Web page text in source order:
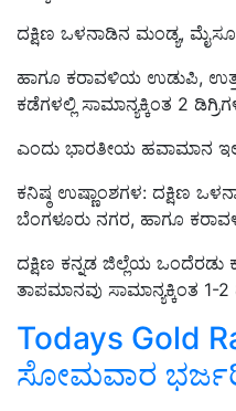
ದಕ್ಷಿಣ ಒಳನಾಡಿನ ಮಂಡ್ಯ,
ಹಾಗೂ ಕರಾವಳಿಯ ಉಡುಪಿ,
ಕಡೆಗಳಲ್ಲಿ ಸಾಮಾನ್ಯಕ್ಕಿಂತ 2
ಎಂದು ಭಾರತೀಯ ಹವಾಮಾನ
ಕನಿಷ್ಠ ಉಷ್ಣಾಂಶಗಳ: ದಕ್ಷಿಣ
ಬೆಂಗಳೂರು ನಗರ, ಹಾಗೂ
ದಕ್ಷಿಣ ಕನ್ನಡ ಜಿಲ್ಲೆಯ ಒಂದೆರಡು
ತಾಪಮಾನವು ಸಾಮಾನ್ಯಕ್ಕಿಂತ 1-2
Todays Gold
ಸೋಮವಾರ